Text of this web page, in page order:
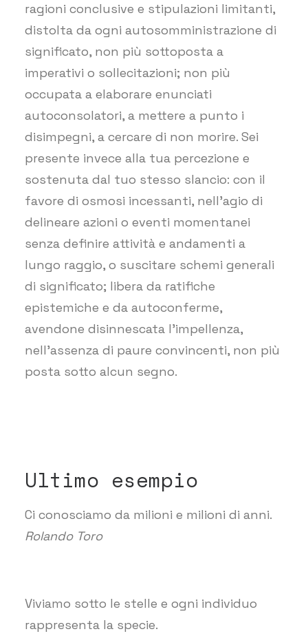
ragioni conclusive e stipulazioni limitanti,
distolta da ogni autosomministrazione di
significato, non più sottoposta a
imperativi o sollecitazioni; non più
occupata a elaborare enunciati
autoconsolatori, a mettere a punto i
disimpegni, a cercare di non morire. Sei
presente invece alla tua percezione e
sostenuta dal tuo stesso slancio: con il
favore di osmosi incessanti, nell’agio di
delineare azioni o eventi momentanei
senza definire attività e andamenti a
lungo raggio, o suscitare schemi generali
di significato; libera da ratifiche
epistemiche e da autoconferme,
avendone disinnescata l’impellenza,
nell’assenza di paure convincenti, non più
posta sotto alcun segno.
Ultimo esempio
Ci conosciamo da milioni e milioni di anni.
Rolando Toro
Viviamo sotto le stelle e ogni individuo
rappresenta la specie.